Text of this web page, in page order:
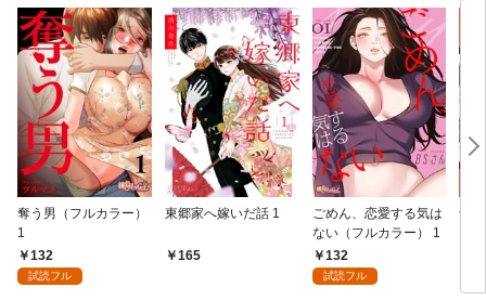
奪う男（フルカラー）
1
132
試読フル
東郷家へ嫁いだ話 1
165
ごめん、恋愛する気は
ない（フルカラー） 1
132
試読フル
十